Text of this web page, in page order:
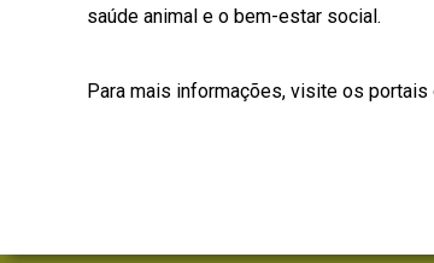
saúde animal e o bem-estar social.
Para mais informações, visite os portais